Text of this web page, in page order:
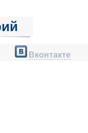
Вконтакте